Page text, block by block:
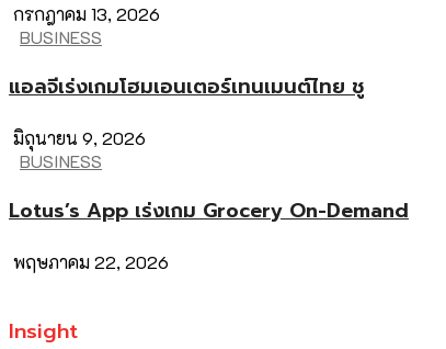
กรกฎาคม 13, 2026
BUSINESS
แอลจีเร่งเกมโฮมเอนเตอร์เทนเมนต์ไทย ชู
มิถุนายน 9, 2026
BUSINESS
Lotus’s App เร่งเกม Grocery On-Demand
พฤษภาคม 22, 2026
Insight